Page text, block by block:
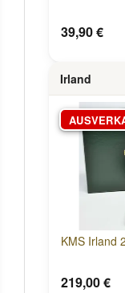
39,90 €
Irland
KMS Irland
219,00 €